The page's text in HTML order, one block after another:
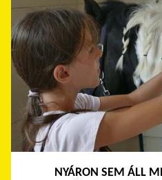
NYÁRON SEM ÁLL